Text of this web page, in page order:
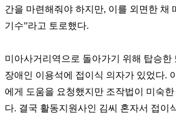
간을 마련해줘야 하지만, 이를 외면한 채
기수”라고 토로했다.
미아사거리역으로 돌아가기 위해 탑승한
장애인 이용석에 접이식 의자가 있었다.
에게 도움을 요청했지만 조작법이 미숙
다. 결국 활동지원사인 김씨 혼자서 접이